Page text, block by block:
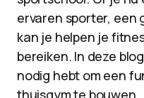
ervaren sporter, een
kan je helpen je
bereiken. In deze
nodig hebt om een
thuisgym te bouwen.